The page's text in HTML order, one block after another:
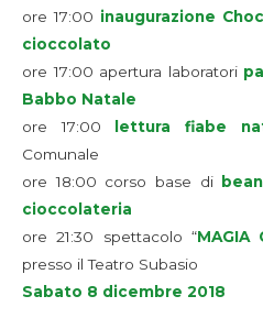
ore 17:00 inaugurazione
cioccolato
ore 17:00 apertura laboratori
Babbo Natale
ore 17:00
lettura fiabe
Comunale
ore 18:00 corso base di
cioccolateria
ore 21:30 spettacolo “MAGIA
presso il Teatro Subasio
Sabato 8 dicembre 2018